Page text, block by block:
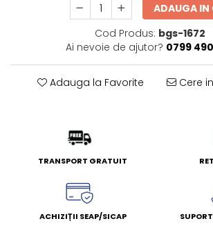
ADAUGA IN
Cod Produs: bgs-1672
Ai nevoie de ajutor? 0799
Adauga la Favorite Cere
TRANSPORT GRATUIT
ACHIZIȚII SEAP/SICAP